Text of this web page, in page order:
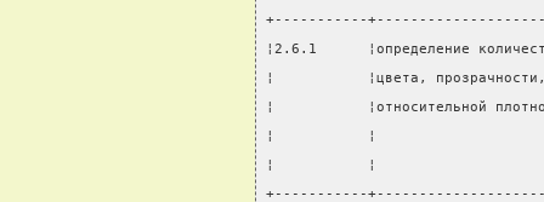
+-----------
¦2.6.1      ¦определение
¦           ¦цвета,
¦           ¦относительной
¦           ¦
¦           ¦
+-----------